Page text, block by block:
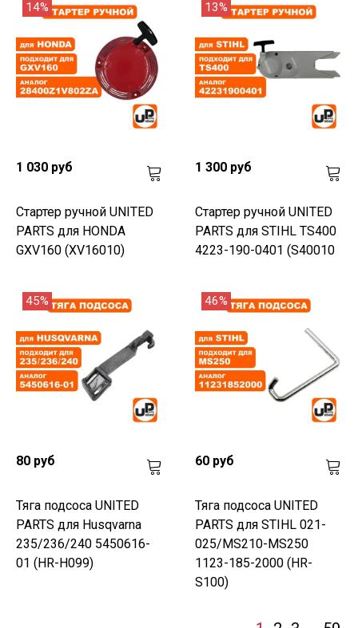
14%
1 030 руб
Стартер ручной UNITED
PARTS для HONDA
GXV160 (XV16010)
13%
1 300 руб
Стартер ручной UNITED
PARTS для STIHL TS400
4223-190-0401 (S40010
45%
80 руб
Тяга подсоса UNITED
PARTS для Husqvarna
235/236/240 5450616-
01 (HR-H099)
46%
60 руб
Тяга подсоса UNITED
PARTS для STIHL 021-
025/MS210-MS250
1123-185-2000 (HR-
S100)